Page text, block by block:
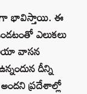
భావిస్తాయి. ఈ
ఎలుకలు
వాసన
దీన్ని
అందని ప్రదేశాల్లో